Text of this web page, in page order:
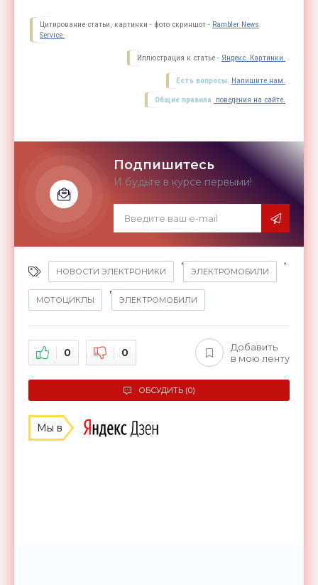
Цитирование статьи, картинки - фото скриншот - Rambler News
Service.
Иллюстрация к статье - Яндекс. Картинки.
Есть вопросы. Напишите нам.
Общие правила поведения на сайте.
Подпишитесь
И будьте в курсе первыми!
НОВОСТИ ЭЛЕКТРОНИКИ
,
ЭЛЕКТРОМОБИЛИ
,
МОТОЦИКЛЫ
,
ЭЛЕКТРОМОБИЛИ
0 0
Добавить
в мою ленту
ОБСУДИТЬ (0)
Мы в